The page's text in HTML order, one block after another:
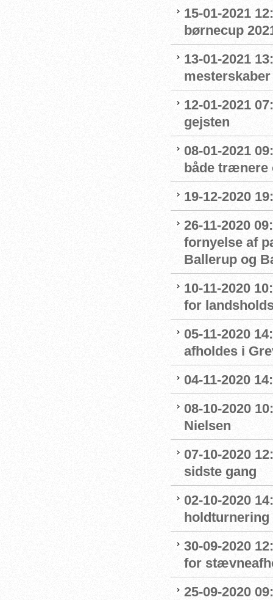
15-01-2021
børnecup
13-01-2021
mesterskaber
12-01-2021
gejsten
08-01-2021
både
19-12-2020
26-11-2020
fornyelse af
Ballerup og
10-11-2020
for
05-11-2020
afholdes i
04-11-2020
08-10-2020
Nielsen
07-10-2020
sidste gang
02-10-2020
holdturnering
30-09-2020
for
25-09-2020